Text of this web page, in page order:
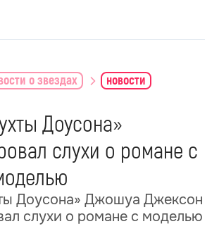
о звездах новости
Доусона»
слухи о романе с
Доусона» Джошуа Джексон
слухи о романе с моделью